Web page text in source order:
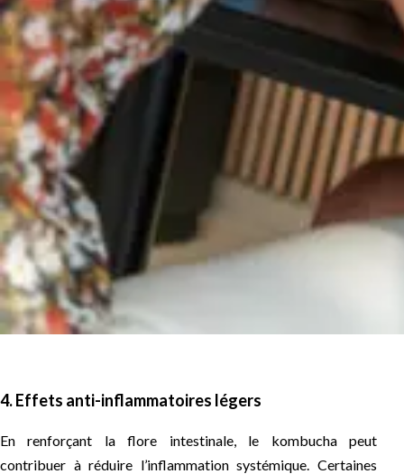
4. Effets anti-inflammatoires légers
En renforçant la flore intestinale, le kombucha peut
contribuer à réduire l’inflammation systémique. Certaines